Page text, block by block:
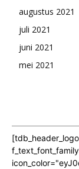
augustus 2021
juli 2021
juni 2021
mei 2021